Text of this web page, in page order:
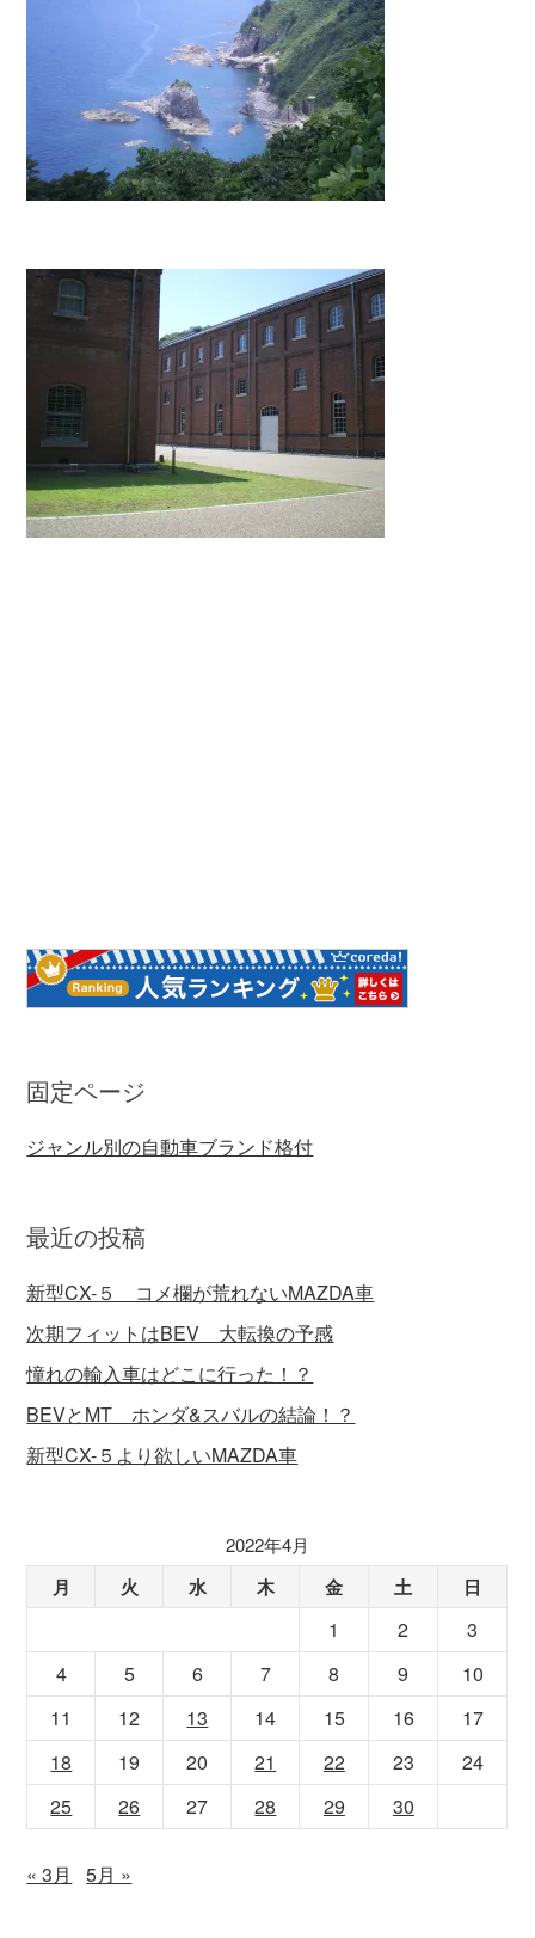
固定ページ
ジャンル別の自動車ブランド格付
最近の投稿
新型CX-５ コメ欄が荒れないMAZDA車
次期フィットはBEV 大転換の予感
憧れの輸入車はどこに行った！？
BEVとMT ホンダ&スバルの結論！？
新型CX-５より欲しいMAZDA車
2022年4月
月 火 水 木 金 土 日
1 2
3
4
5 6 7 8 9
10
11
12 13 14 15 16
17
18
19 20 21 22 23
24
25
26 27 28 29 30
« 3月 5月 »